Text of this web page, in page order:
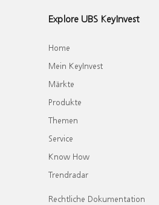
Explore UBS KeyInvest
Home
Mein KeyInvest
Märkte
Produkte
Themen
Service
Know How
Trendradar
Rechtliche Dokumentation